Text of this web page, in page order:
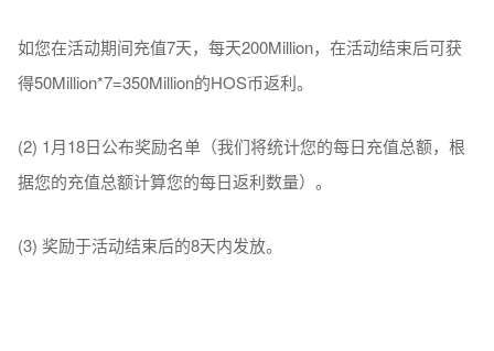
如您在活动期间充值7天，每天200Million，在活动结束后可获
得50Million*7=350Million的HOS币返利。
(2) 1月18日公布奖励名单（我们将统计您的每日充值总额，根
据您的充值总额计算您的每日返利数量）。
(3) 奖励于活动结束后的8天内发放。